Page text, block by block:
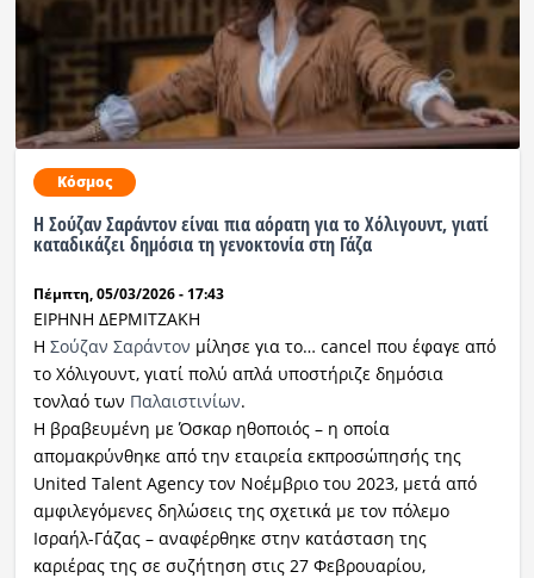
Κόσμος
Η Σούζαν Σαράντον είναι πια αόρατη για το Χόλιγουντ, γιατί
καταδικάζει δημόσια τη γενοκτονία στη Γάζα
Πέμπτη, 05/03/2026 - 17:43
ΕΙΡΗΝΗ ΔΕΡΜΙΤΖΑΚΗ
Η Σούζαν Σαράντον μίλησε για το… cancel που έφαγε από
το Χόλιγουντ, γιατί πολύ απλά υποστήριζε δημόσια
τονλαό των Παλαιστινίων.
Η βραβευμένη με Όσκαρ ηθοποιός – η οποία
απομακρύνθηκε από την εταιρεία εκπροσώπησής της
United Talent Agency τον Νοέμβριο του 2023, μετά από
αμφιλεγόμενες δηλώσεις της σχετικά με τον πόλεμο
Ισραήλ-Γάζας – αναφέρθηκε στην κατάσταση της
καριέρας της σε συζήτηση στις 27 Φεβρουαρίου,